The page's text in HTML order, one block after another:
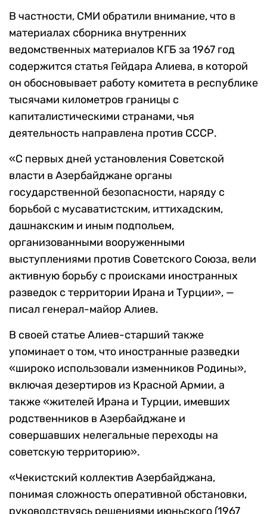
В частности, СМИ обратили внимание, что в
материалах сборника внутренних
ведомственных материалов КГБ за 1967 год
содержится статья Гейдара Алиева, в которой
он обосновывает работу комитета в республике
тысячами километров границы с
капиталистическими странами, чья
деятельность направлена против СССР.
«С первых дней установления Советской
власти в Азербайджане органы
государственной безопасности, наряду с
борьбой с мусаватистским, иттихадским,
дашнакским и иным подпольем,
организованными вооруженными
выступлениями против Советского Союза, вели
активную борьбу с происками иностранных
разведок с территории Ирана и Турции», —
писал генерал-майор Алиев.
В своей статье Алиев-старший также
упоминает о том, что иностранные разведки
«широко использовали изменников Родины»,
включая дезертиров из Красной Армии, а
также «жителей Ирана и Турции, имевших
родственников в Азербайджане и
совершавших нелегальные переходы на
советскую территорию».
«Чекистский коллектив Азербайджана,
понимая сложность оперативной обстановки,
руководствуясь решениями июньского (1967